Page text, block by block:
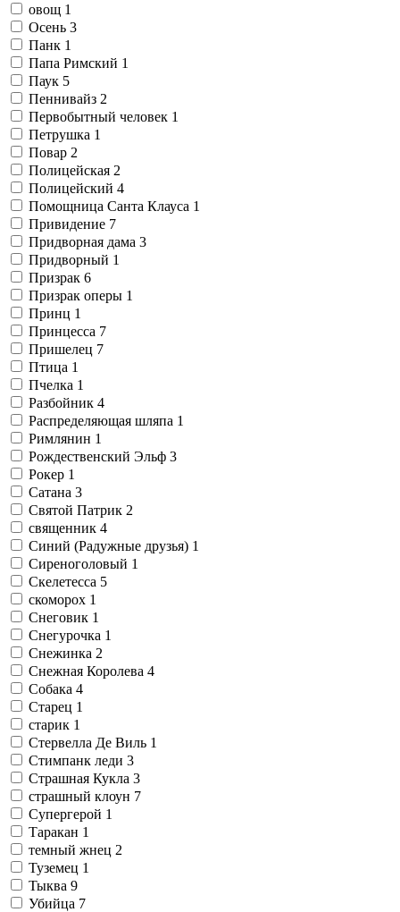
овощ 1
Осень 3
Панк 1
Папа Римский 1
Паук 5
Пеннивайз 2
Первобытный человек 1
Петрушка 1
Повар 2
Полицейская 2
Полицейский 4
Помощница Санта Клауса 1
Привидение 7
Придворная дама 3
Придворный 1
Призрак 6
Призрак оперы 1
Принц 1
Принцесса 7
Пришелец 7
Птица 1
Пчелка 1
Разбойник 4
Распределяющая шляпа 1
Римлянин 1
Рождественский Эльф 3
Рокер 1
Сатана 3
Святой Патрик 2
священник 4
Синий (Радужные друзья) 1
Сиреноголовый 1
Скелетесса 5
скоморох 1
Снеговик 1
Снегурочка 1
Снежинка 2
Снежная Королева 4
Собака 4
Старец 1
старик 1
Стервелла Де Виль 1
Стимпанк леди 3
Страшная Кукла 3
страшный клоун 7
Супергерой 1
Таракан 1
темный жнец 2
Туземец 1
Тыква 9
Убийца 7